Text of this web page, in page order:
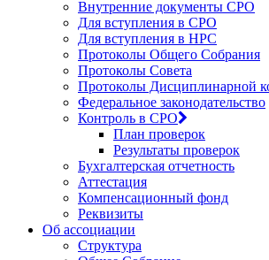
Внутренние документы СРО
Для вступления в СРО
Для вступления в НРС
Протоколы Общего Собрания
Протоколы Совета
Протоколы Дисциплинарной
Федеральное законодательство
Контроль в СРО
План проверок
Результаты проверок
Бухгалтерская отчетность
Аттестация
Компенсационный фонд
Реквизиты
Об ассоциации
Структура